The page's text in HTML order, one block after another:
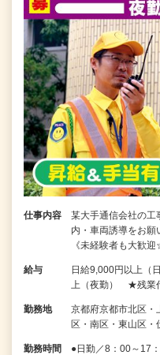
仕事内容
某大手通信会社の工
内・車両誘導をお
《未経験者も大歓
給与
日給9,000円以上
上（夜勤） ★残業
勤務地
京都府京都市北区・
区・南区・東山区
勤務時間 ●日勤／8：00～17